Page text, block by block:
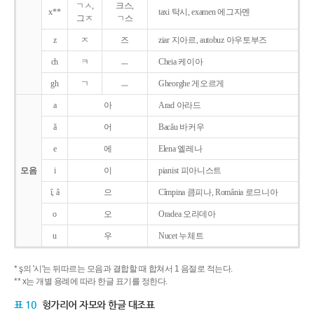
x**
ㄱㅅ,
그ㅈ
크스,
ㄱ스
taxi 탁시, examen 에그자멘
z ㅈ 즈 ziar 지아르, autobuz 아우토부즈
ch ㅋ ㅡ Cheia 케이아
gh ㄱ ㅡ Gheorghe 게오르게
모음
a 아 Arad 아라드
ǎ 어 Bacǎu 바커우
e 에 Elena 엘레나
i 이 pianist 피아니스트
î, â 으 Cîmpina 큼피나, România 로므니아
o 오 Oradea 오라데아
u 우 Nucet 누체트
* ş의 '시'는 뒤따르는 모음과 결합할 때 합쳐서 1 음절로 적는다.
** x는 개별 용례에 따라 한글 표기를 정한다.
표 10 헝가리어 자모와 한글 대조표